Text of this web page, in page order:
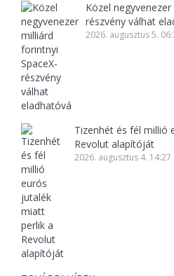
Közel
részvény válhat
2026. augusztus 5.
Tizenhét és fél millió
Revolut alapítóját
2026. augusztus 4. 14:27